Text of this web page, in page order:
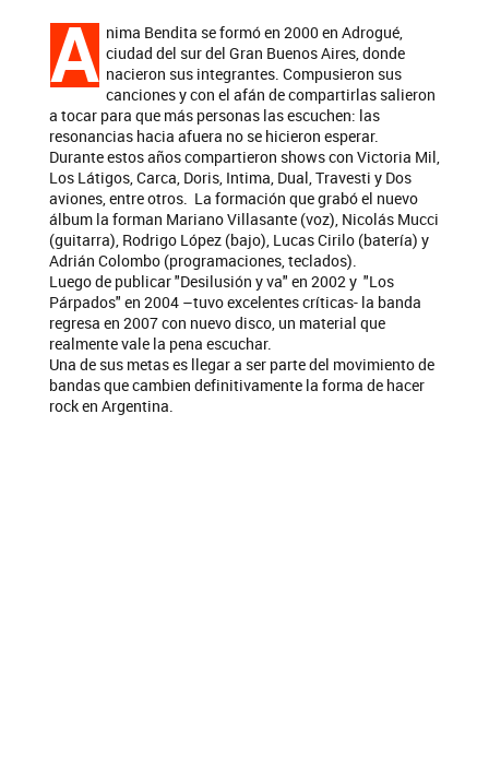
A nima Bendita se formó en 2000 en Adrogué,
ciudad del sur del Gran Buenos Aires, donde
nacieron sus integrantes. Compusieron sus
canciones y con el afán de compartirlas salieron
a tocar para que más personas las escuchen: las
resonancias hacia afuera no se hicieron esperar.
Durante estos años compartieron shows con Victoria Mil,
Los Látigos, Carca, Doris, Intima, Dual, Travesti y Dos
aviones, entre otros. La formación que grabó el nuevo
álbum la forman Mariano Villasante (voz), Nicolás Mucci
(guitarra), Rodrigo López (bajo), Lucas Cirilo (batería) y
Adrián Colombo (programaciones, teclados).
Luego de publicar "Desilusión y va" en 2002 y "Los
Párpados" en 2004 –tuvo excelentes críticas- la banda
regresa en 2007 con nuevo disco, un material que
realmente vale la pena escuchar.
Una de sus metas es llegar a ser parte del movimiento de
bandas que cambien definitivamente la forma de hacer
rock en Argentina.